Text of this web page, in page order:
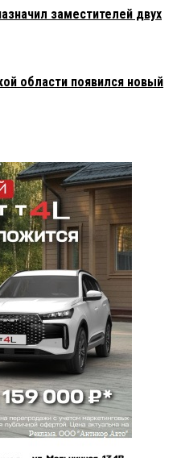
заместителей двух
области появился новый